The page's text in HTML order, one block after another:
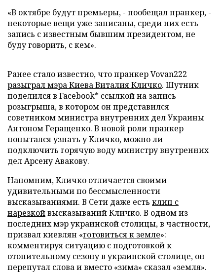
«В октябре будут премьеры, - пообещал пранкер, -
некоторые вещи уже записаны, среди них есть
запись с известным бывшим президентом, не
буду говорить, с кем».
Ранее стало известно, что пранкер Vovan222
разыграл мэра Киева Виталия Кличко. Шутник
поделился в Facebook* ссылкой на запись
розыгрыша, в котором он представился
советником министра внутренних дел Украины
Антоном Геращенко. В новой роли пранкер
попытался узнать у Кличко, можно ли
подключить горячую воду министру внутренних
дел Арсену Авакову.
Напомним, Кличко отличается своими
удивительными по бессмысленности
высказываниями. В Сети даже есть клип с
нарезкойвысказываний Кличко. В одном из
последних мэр украинской столицы, в частности,
призвал киевлян «готовиться к земле»:
комментируя ситуацию с подготовкой к
отопительному сезону в украинской столице, он
перепутал слова и вместо «зима» сказал «земля».